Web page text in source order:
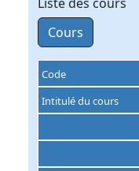
Cours
Code
Intitulé du cours